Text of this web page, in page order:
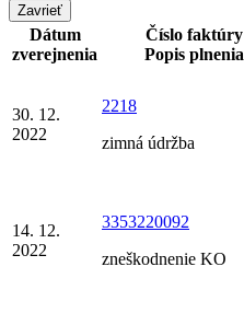
Zavrieť
Dátum
zverejnenia
Číslo faktúry
Popis plnenia
30. 12.
2022
2218
zimná údržba
14. 12.
2022
3353220092
zneškodnenie KO